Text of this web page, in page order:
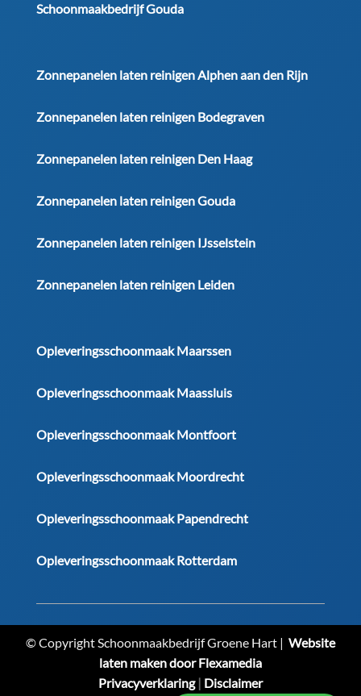
Schoonmaakbedrijf Gouda
Zonnepanelen laten reinigen Alphen aan den Rijn
Zonnepanelen laten reinigen Bodegraven
Zonnepanelen laten reinigen Den Haag
Zonnepanelen laten reinigen Gouda
Zonnepanelen laten reinigen IJsselstein
Zonnepanelen laten reinigen Leiden
Opleveringsschoonmaak Maarssen
Opleveringsschoonmaak Maassluis
Opleveringsschoonmaak Montfoort
Opleveringsschoonmaak Moordrecht
Opleveringsschoonmaak Papendrecht
Opleveringsschoonmaak Rotterdam
© Copyright Schoonmaakbedrijf Groene Hart | Website
laten maken door Flexamedia
Privacyverklaring| Disclaimer